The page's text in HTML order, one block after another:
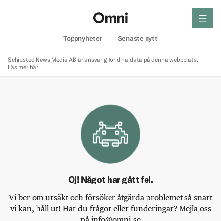
Toppnyheter Senaste nytt
meny
Schibsted News Media AB är ansvarig för dina data på denna webbplats.
Läs mer här
Oj! Något har gått fel.
Vi ber om ursäkt och försöker åtgärda problemet så snart
vi kan, håll ut! Har du frågor eller funderingar? Mejla oss